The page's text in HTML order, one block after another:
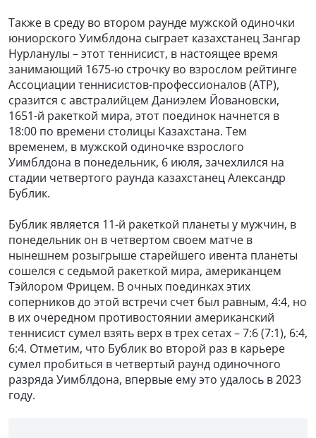
Также в среду во втором раунде мужской одиночки
юниорского Уимблдона сыграет казахстанец Зангар
Нурланулы – этот теннисист, в настоящее время
занимающий 1675-ю строчку во взрослом рейтинге
Ассоциации теннисистов-профессионалов (ATP),
сразится с австралийцем Даниэлем Йовановски,
1651-й ракеткой мира, этот поединок начнется в
18:00 по времени столицы Казахстана. Тем
временем, в мужской одиночке взрослого
Уимблдона в понедельник, 6 июля, зачехлился на
стадии четвертого раунда казахстанец Александр
Бублик.
Бублик является 11-й ракеткой планеты у мужчин, в
понедельник он в четвертом своем матче в
нынешнем розыгрыше старейшего ивента планеты
сошелся с седьмой ракеткой мира, американцем
Тэйлором Фрицем. В очных поединках этих
соперников до этой встречи счет был равным, 4:4, но
в их очередном противостоянии американский
теннисист сумел взять верх в трех сетах – 7:6 (7:1), 6:4,
6:4. Отметим, что Бублик во второй раз в карьере
сумел пробиться в четвертый раунд одиночного
разряда Уимблдона, впервые ему это удалось в 2023
году.